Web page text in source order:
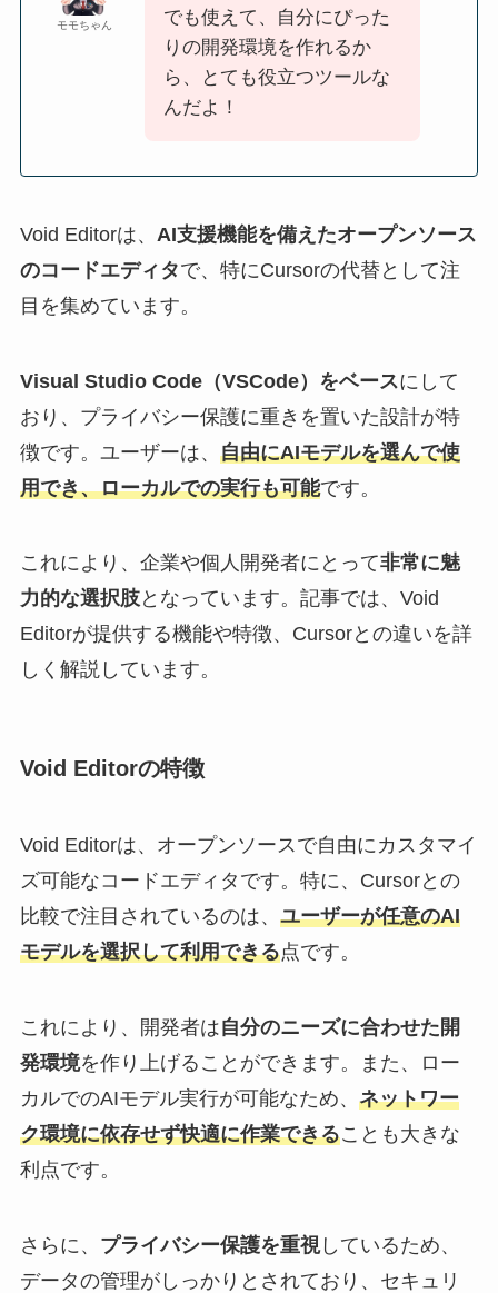
モモちゃん
でも使えて、自分にぴった
りの開発環境を作れるか
ら、とても役立つツールな
んだよ！
Void Editorは、 AI支援機能を備えたオープンソース
のコードエディタで、特にCursorの代替として注
目を集めています。
Visual Studio Code（VSCode）をベースにして
おり、プライバシー保護に重きを置いた設計が特
徴です。ユーザーは、 自由にAIモデルを選んで使
用でき、ローカルでの実行も可能です。
これにより、企業や個人開発者にとって非常に魅
力的な選択肢となっています。記事では、Void
Editorが提供する機能や特徴、Cursorとの違いを詳
しく解説しています。
Void Editorの特徴
Void Editorは、オープンソースで自由にカスタマイ
ズ可能なコードエディタです。特に、Cursorとの
比較で注目されているのは、 ユーザーが任意のAI
モデルを選択して利用できる点です。
これにより、開発者は自分のニーズに合わせた開
発環境を作り上げることができます。また、ロー
カルでのAIモデル実行が可能なため、 ネットワー
ク環境に依存せず快適に作業できることも大きな
利点です。
さらに、 プライバシー保護を重視しているため、
データの管理がしっかりとされており、セキュリ